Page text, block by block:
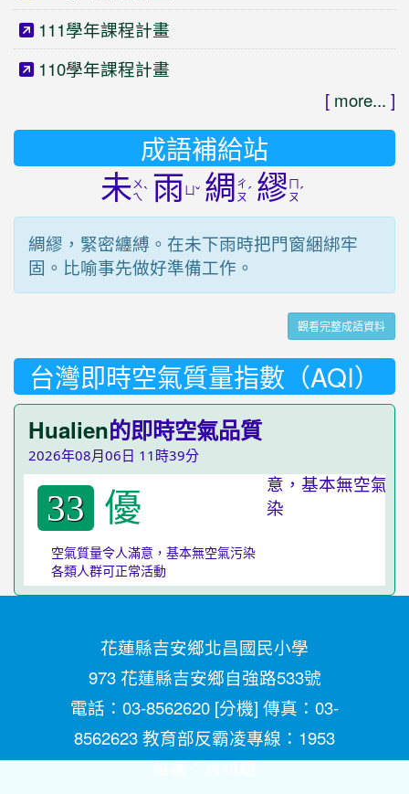
111學年課程計畫
110學年課程計畫
[ more... ]
成語補給站
未ㄨ
ㄟˋ 雨ㄩˇ 綢 ㄔ
ㄡˊ 繆ㄡˊ
綢繆，緊密纏縛。在未下雨時把門窗綑綁牢
固。比喻事先做好準備工作。
觀看完整成語資料
台灣即時空氣質量指數（AQI）
Hualien的即時空氣品質
2026年08月06日 11時39分
33 優
空氣質量令人滿意，基本無空氣污染
各類人群可正常活動
花蓮縣吉安鄉北昌國民小學
973 花蓮縣吉安鄉自強路533號
電話：03-8562620 [分機] 傳真：03-
8562623 教育部反霸凌專線：1953
維護：資訊組